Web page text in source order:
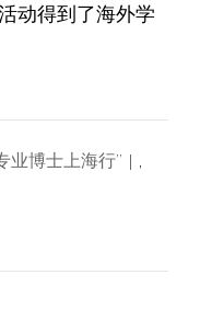
动得到了海外学
业博士上海行”
,